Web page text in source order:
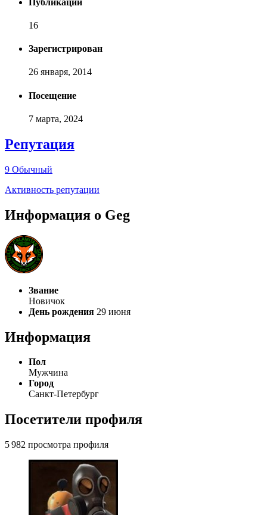
16
Зарегистрирован
26 января, 2014
Посещение
7 марта, 2024
Репутация
9 Обычный
Активность репутации
Информация о Geg
Звание
Новичок
День рождения 29 июня
Информация
Пол
Мужчина
Город
Cанкт-Петербург
Посетители профиля
5 982 просмотра профиля